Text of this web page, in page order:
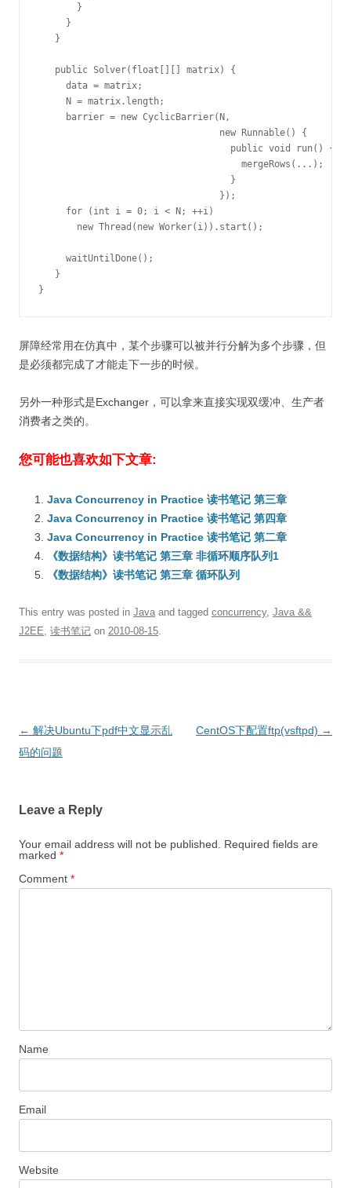
}
}
}
public Solver(float[][] matrix) {
data = matrix;
N = matrix.length;
barrier = new CyclicBarrier(N,
new Runnable() {
public void run() {
mergeRows(...);
}
});
for (int i = 0; i < N; ++i)
new Thread(new Worker(i)).start();
waitUntilDone();
}
}
屏障经常用在仿真中，某个步骤可以被并行分解为多个步骤，但
是必须都完成了才能走下一步的时候。
另外一种形式是Exchanger，可以拿来直接实现双缓冲、生产者
消费者之类的。
您可能也喜欢如下文章:
Java Concurrency in Practice 读书笔记 第三章
Java Concurrency in Practice 读书笔记 第四章
Java Concurrency in Practice 读书笔记 第二章
《数据结构》读书笔记 第三章 非循环顺序队列1
《数据结构》读书笔记 第三章 循环队列
This entry was posted in Java and tagged concurrency, Java &&
J2EE, 读书笔记 on 2010-08-15.
Post
navigation
← 解决Ubuntu下pdf中文显示乱
码的问题
CentOS下配置ftp(vsftpd) →
Leave a Reply
Your email address will not be published.
Required fields are
marked *
Comment *
Name
Email
Website